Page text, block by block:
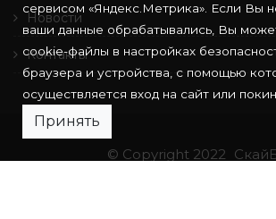
Новости
Контакты
© Copyright 2022
сервисом «Яндекс.Метрика». Если Вы
ваши данные обрабатывались, Вы
cookie-файлы в настройках
браузера и устройства, с помощью
осуществляется вход на сайт или
Принять